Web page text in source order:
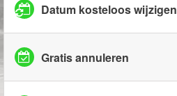
Datum kosteloos wijzigen
Gratis annuleren